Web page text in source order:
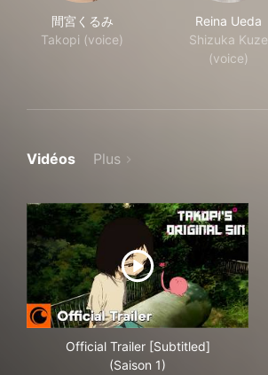
間宮くるみ
Takopi (voice)
Reina Ueda
Shizuka Kuze
(voice)
Vidéos Plus
Official Trailer [Subtitled]
(Saison 1)